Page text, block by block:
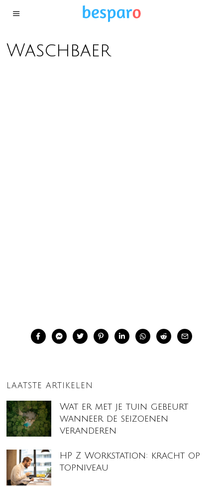
Waschbaer
LAATSTE ARTIKELEN
Wat er met je tuin gebeurt
wanneer de seizoenen
veranderen
HP Z Workstation: kracht op
topniveau